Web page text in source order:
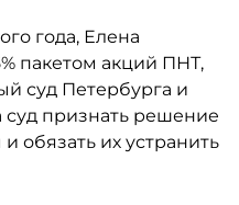
года, Елена
пакетом акций ПНТ,
суд Петербурга и
признать решение
обязать их устранить